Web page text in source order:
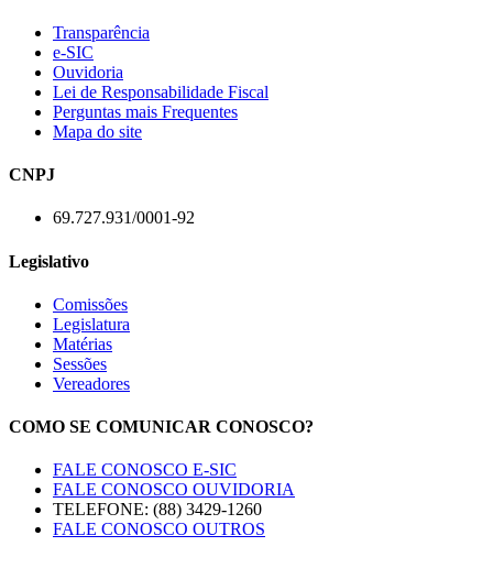
Transparência
e-SIC
Ouvidoria
Lei de Responsabilidade Fiscal
Perguntas mais Frequentes
Mapa do site
CNPJ
69.727.931/0001-92
Legislativo
Comissões
Legislatura
Matérias
Sessões
Vereadores
COMO SE COMUNICAR CONOSCO?
FALE CONOSCO E-SIC
FALE CONOSCO OUVIDORIA
TELEFONE: (88) 3429-1260
FALE CONOSCO OUTROS